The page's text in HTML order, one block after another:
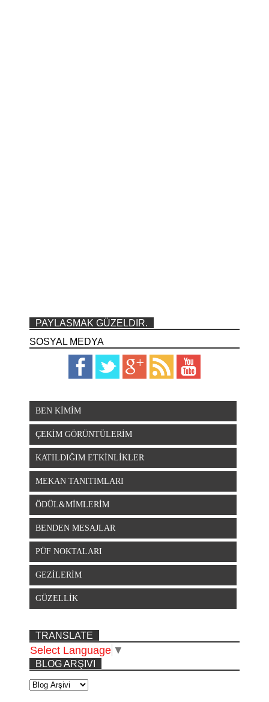
PAYLASMAK GÜZELDIR.
SOSYAL MEDYA
BEN KİMİM
ÇEKİM GÖRÜNTÜLERİM
KATILDIĞIM ETKİNLİKLER
MEKAN TANITIMLARI
ÖDÜL&MİMLERİM
BENDEN MESAJLAR
PÜF NOKTALARI
GEZİLERİM
GÜZELLİK
TRANSLATE
Select Language ▼
BLOG ARŞIVI